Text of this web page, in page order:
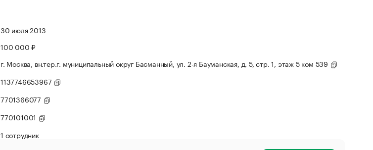
30 июля 2013
100 000 ₽
г. Москва, вн.тер.г. муниципальный округ Басманный, ул. 2-я Бауманская, д. 5, стр. 1, этаж 5 ком 539
1137746653967
7701366077
770101001
1 сотрудник